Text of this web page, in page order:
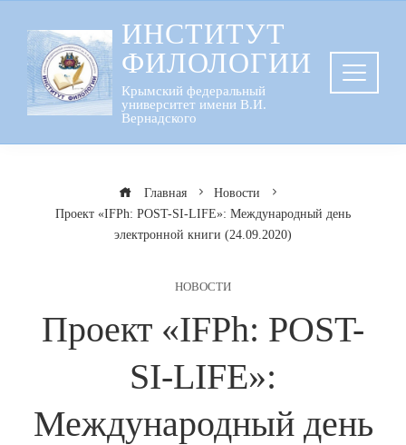
содержанию
ИНСТИТУТ
ФИЛОЛОГИИ
Крымский федеральный
университет имени В.И.
Вернадского
Главная
Новости
Проект «IFPh: POST-SI-LIFE»: Международный день
электронной книги (24.09.2020)
НОВОСТИ
Проект «IFPh: POST-
SI-LIFE»:
Международный день